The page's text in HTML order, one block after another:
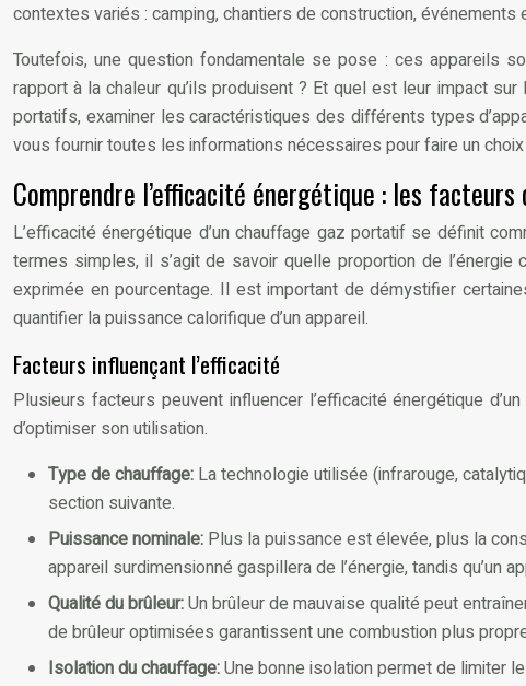
contextes variés : camping, chantiers de construction, événements
Toutefois, une question fondamentale se pose : ces appareils
rapport à la chaleur qu’ils produisent ? Et quel est leur impact
portatifs, examiner les caractéristiques des différents types
vous fournir toutes les informations nécessaires pour faire un
Comprendre l’efficacité énergétique : les facteurs
L’efficacité énergétique d’un chauffage gaz portatif se définit
termes simples, il s’agit de savoir quelle proportion de
exprimée en pourcentage. Il est important de démystifier
quantifier la puissance calorifique d’un appareil.
Facteurs influençant l’efficacité
Plusieurs facteurs peuvent influencer l’efficacité énergétique
d’optimiser son utilisation.
Type de chauffage: La technologie utilisée (infrarouge,
section suivante.
Puissance nominale: Plus la puissance est élevée, plus la
appareil surdimensionné gaspillera de l’énergie, tandis qu’un
Qualité du brûleur:Un brûleur de mauvaise qualité peut
de brûleur optimisées garantissent une combustion plus
Isolation du chauffage:Une bonne isolation permet de limiter